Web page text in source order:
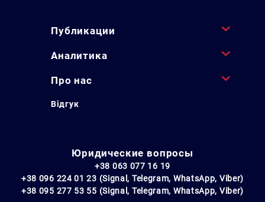
Публикации
Аналитика
Про нас
Відгук
Юридические вопросы
+38 063 077 16 19
+38 096 224 01 23 (Signal, Telegram, WhatsApp, Viber)
+38 095 277 53 55 (Signal, Telegram, WhatsApp, Viber)